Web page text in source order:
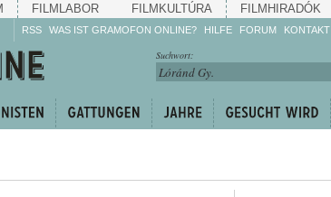
FILMLABOR FILMKULTÚRA FILMHIRADÓK
RSS WAS IST GRAMOFON ONLINE? HILFE
Machen Sie mit!
Reden Sie mit!
weiter!
FORUM KONTAKT
Suchwort: